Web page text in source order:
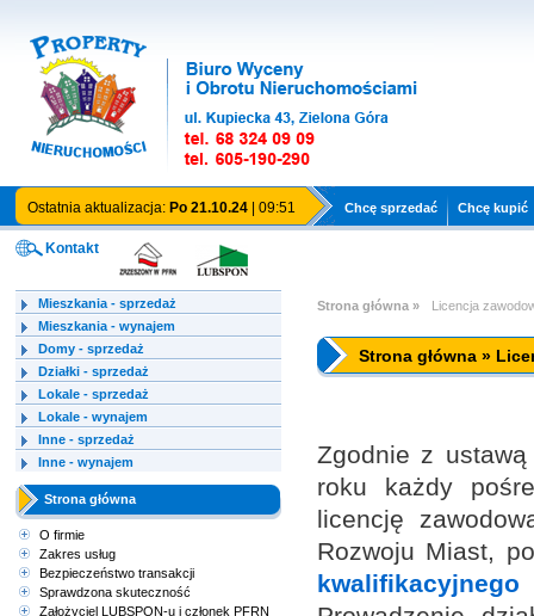
Kontakt
Mieszkania - sprzedaż
Mieszkania - wynajem
Domy - sprzedaż
Działki - sprzedaż
Lokale - sprzedaż
Lokale - wynajem
Inne - sprzedaż
Inne - wynajem
Strona główna
O firmie
Zakres usług
Bezpieczeństwo transakcji
Sprawdzona skuteczność
Założyciel LUBSPON-u i członek PFRN
Strona główna » Licencja
Strona główna »
Zgodnie z
roku każdy
licencję
Rozwoju Miast,
Ostatnia aktualizacja: Po 21.10.24| 09:51 Chcę sprzedać Chcę kupić